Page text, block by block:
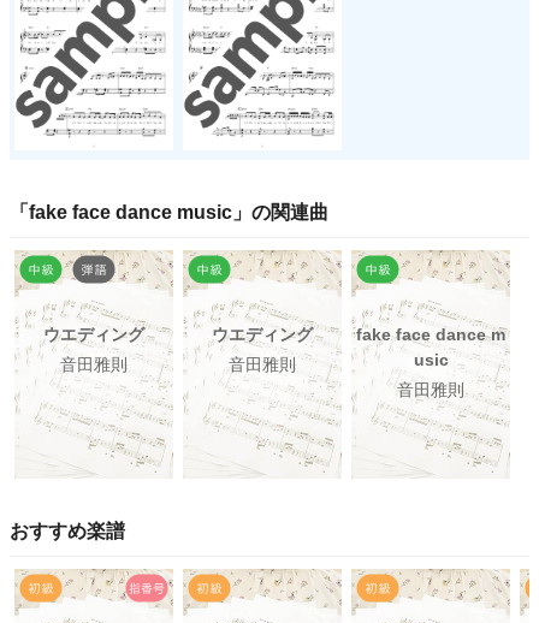
「 fake face dance music 」の関連曲
ウエディング
音田雅則
ウエディング
音田雅則
fake face dance m
usic
音田雅則
おすすめ楽譜